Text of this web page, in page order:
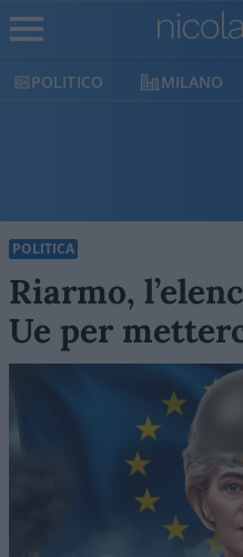
MILANO ATLANTICO
POLITICA
Riarmo,
Ue per